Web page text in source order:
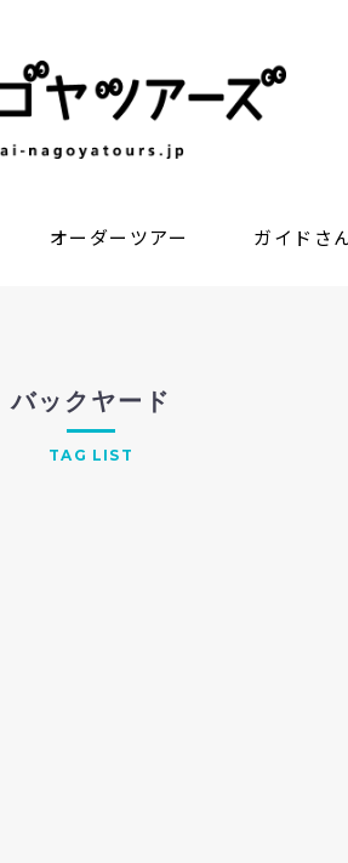
オーダーツアー ガイドさ
バックヤード
TAG LIST